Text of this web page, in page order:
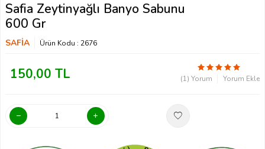
Safia Zeytinyağlı Banyo Sabunu
600 Gr
SAFİA Ürün Kodu : 2676
150,00 TL (1) Yorum Yorum Ekle